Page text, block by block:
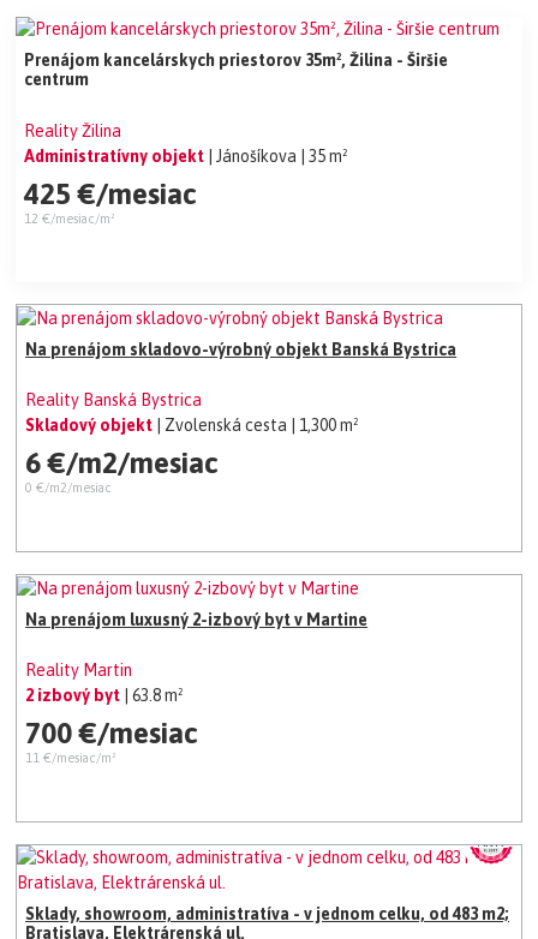
Prenájom kancelárskych priestorov 35m², Žilina - Širšie
centrum
Reality Žilina
Administratívny objekt
| Jánošíkova | 35 m²
425 €/mesiac
12 €/mesiac/m²
Na prenájom skladovo-výrobný objekt Banská Bystrica
Reality Banská Bystrica
Skladový objekt
| Zvolenská cesta | 1,300 m²
6 €/m2/mesiac
0 €/m2/mesiac
Na prenájom luxusný 2-izbový byt v Martine
Reality Martin
2 izbový byt
| 63.8 m²
700 €/mesiac
11 €/mesiac/m²
Sklady, showroom, administratíva - v jednom celku, od 483 m2;
Bratislava, Elektrárenská ul.